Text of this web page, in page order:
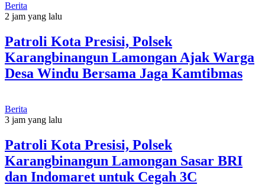
Berita
2 jam yang lalu
Patroli Kota Presisi, Polsek
Karangbinangun Lamongan Ajak Warga
Desa Windu Bersama Jaga Kamtibmas
Berita
3 jam yang lalu
Patroli Kota Presisi, Polsek
Karangbinangun Lamongan Sasar BRI
dan Indomaret untuk Cegah 3C